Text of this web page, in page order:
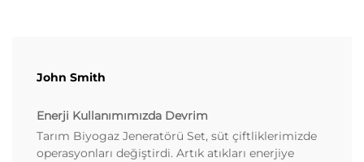
John Smith
Enerji Kullanımımızda Devrim
Tarım Biyogaz Jeneratörü Set, süt çiftliklerimizde
operasyonları değiştirdi. Artık atıkları enerjiye